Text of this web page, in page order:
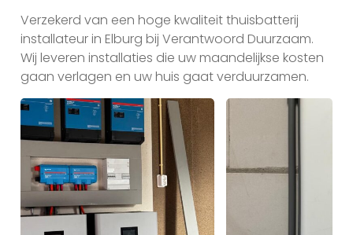
Verzekerd van een hoge kwaliteit thuisbatterij
installateur in Elburg bij Verantwoord Duurzaam.
Wij leveren installaties die uw maandelijkse kosten
gaan verlagen en uw huis gaat verduurzamen.